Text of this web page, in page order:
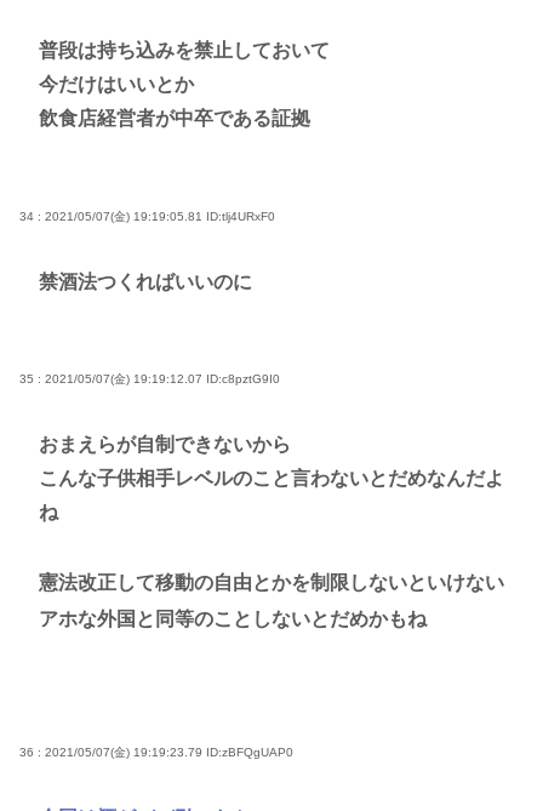
普段は持ち込みを禁止しておいて
今だけはいいとか
飲食店経営者が中卒である証拠
34 : 2021/05/07(金) 19:19:05.81 ID:tlj4URxF0
禁酒法つくればいいのに
35 : 2021/05/07(金) 19:19:12.07 ID:c8pztG9I0
おまえらが自制できないから
こんな子供相手レベルのこと言わないとだめなんだよ
ね
憲法改正して移動の自由とかを制限しないといけない
アホな外国と同等のことしないとだめかもね
36 : 2021/05/07(金) 19:19:23.79 ID:zBFQgUAP0